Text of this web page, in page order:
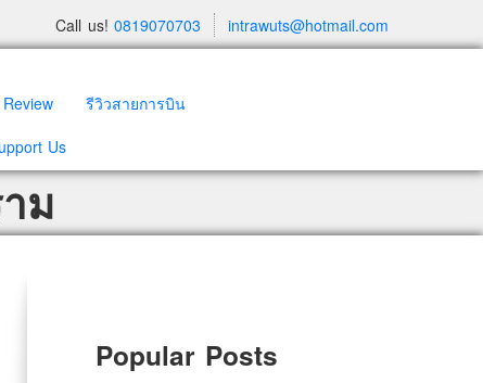
intrawuts@hotmail.com
Call us! 0819070703
รีวิวสายการบิน
Us
ม
Popular Posts